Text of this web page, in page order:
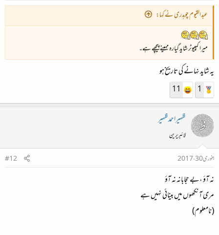
عبدالقیوم چوہدری نے کہا:
میرا کمپیوٹر شاید گیارہ مہینے پیچھے ہے۔
یہ شاید نہانے کی تاریخ ہو
1
11
ظہیراحمدظہیر
لائبریرین
جنوری 30، 2017
#12
نہ آؤ ،بے حجابانہ نہ آؤ
مری آنکھوں میں بینائی نہیں ہے
(نامعلوم)